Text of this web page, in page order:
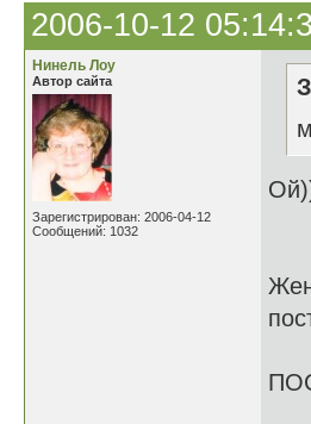
2006-10-12
Нинель Лоу
Автор сайта
Зарегистрирован: 2006-04-12
Сообщений: 1032